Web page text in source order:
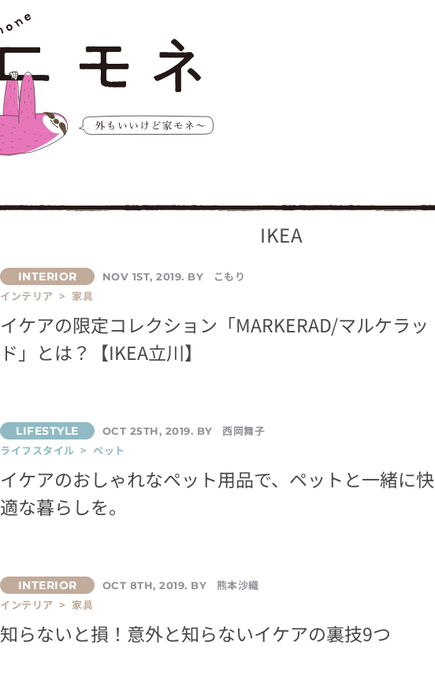
IKEA
NOV 1ST, 2019. BY
こもり
インテリア > 家具
イケアの限定コレクション「MARKERAD/マルケラッ
ド」とは？【IKEA立川】
OCT 25TH, 2019. BY
西岡舞子
ライフスタイル > ペット
イケアのおしゃれなペット用品で、ペットと一緒に快
適な暮らしを。
OCT 8TH, 2019. BY
熊本沙織
インテリア > 家具
知らないと損！意外と知らないイケアの裏技9つ